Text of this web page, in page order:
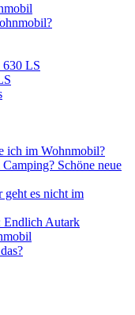
LS
ich im Wohnmobil?
Schöne neue
geht es nicht im
Endlich Autark